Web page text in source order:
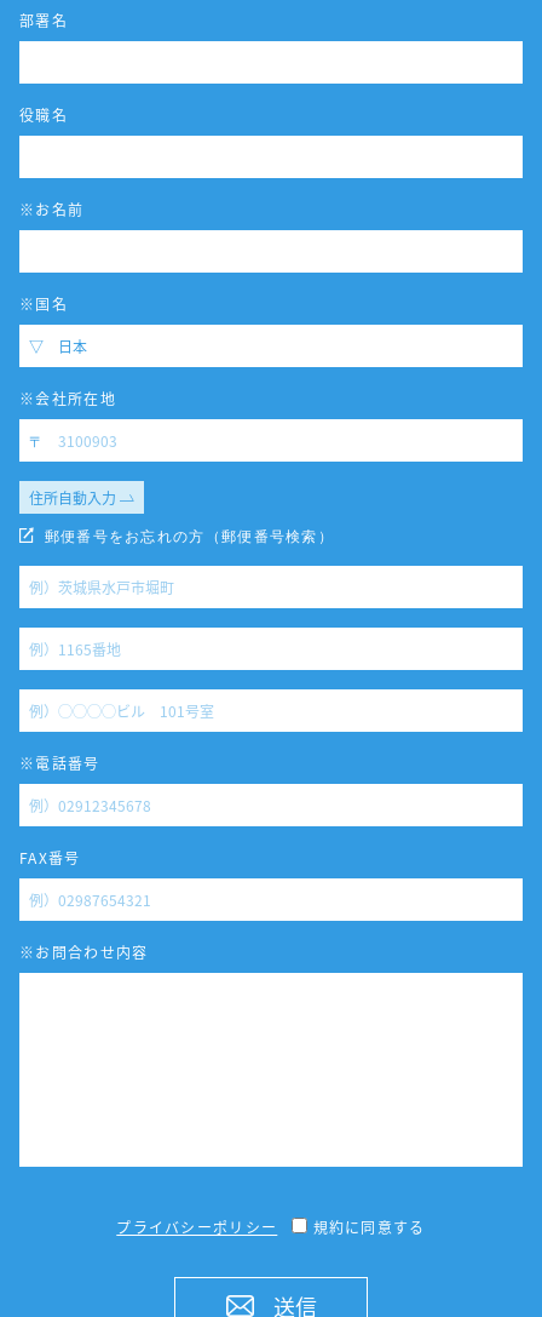
部署名
役職名
※お名前
※国名
※会社所在地
住所自動入力
郵便番号をお忘れの方（郵便番号検索）
※電話番号
FAX番号
※お問合わせ内容
プライバシーポリシー 規約に同意する
送信